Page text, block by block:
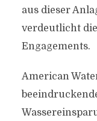
aus dieser
verdeutlicht
Engagements.
American